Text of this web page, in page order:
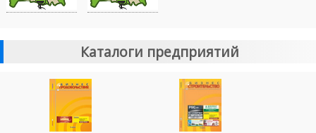
Каталоги предприятий